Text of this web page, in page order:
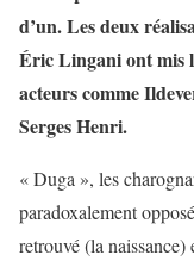
d’un. Les deux
Éric Lingani ont mis
acteurs comme
Serges Henri.
« Duga », les
paradoxalement
retrouvé (la